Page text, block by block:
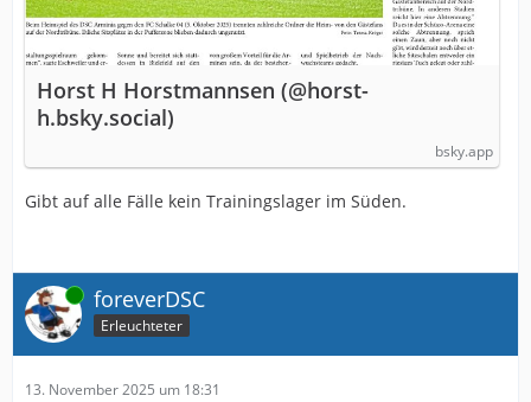
Horst H Horstmannsen (@horst-
h.bsky.social)
bsky.app
Gibt auf alle Fälle kein Trainingslager im Süden.
Online foreverDSC
Erleuchteter
13. November 2025 um 18:31